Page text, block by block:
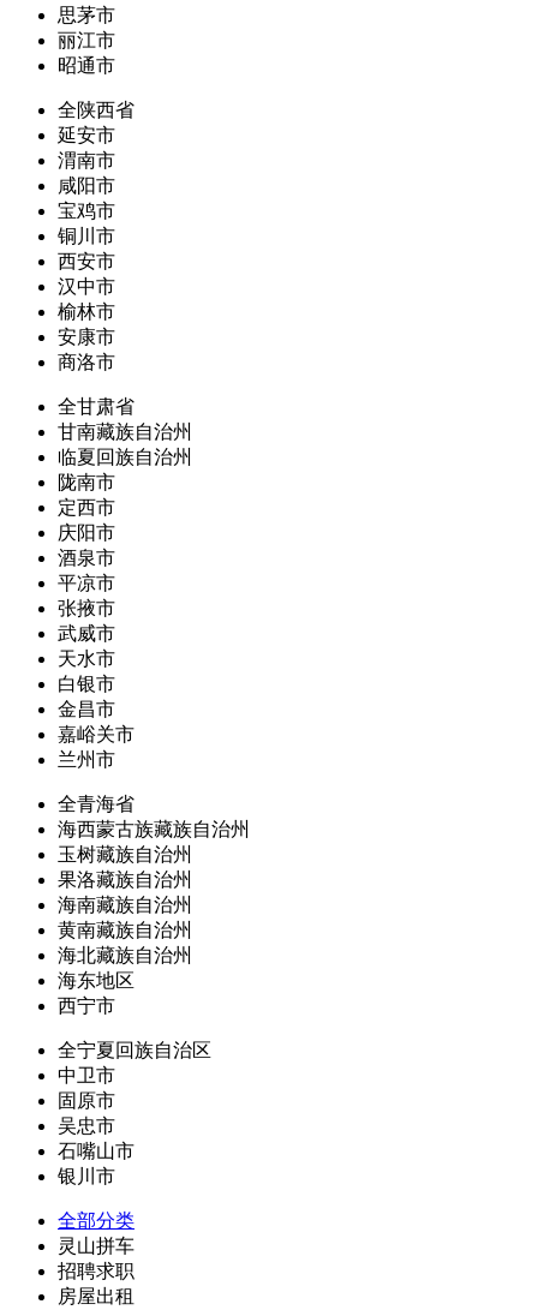
思茅市
丽江市
昭通市
全陕西省
延安市
渭南市
咸阳市
宝鸡市
铜川市
西安市
汉中市
榆林市
安康市
商洛市
全甘肃省
甘南藏族自治州
临夏回族自治州
陇南市
定西市
庆阳市
酒泉市
平凉市
张掖市
武威市
天水市
白银市
金昌市
嘉峪关市
兰州市
全青海省
海西蒙古族藏族自治州
玉树藏族自治州
果洛藏族自治州
海南藏族自治州
黄南藏族自治州
海北藏族自治州
海东地区
西宁市
全宁夏回族自治区
中卫市
固原市
吴忠市
石嘴山市
银川市
全部分类
灵山拼车
招聘求职
房屋出租